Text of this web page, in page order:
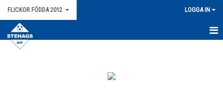
FLICKOR FÖDDA 2012 LOGGA IN
HEM